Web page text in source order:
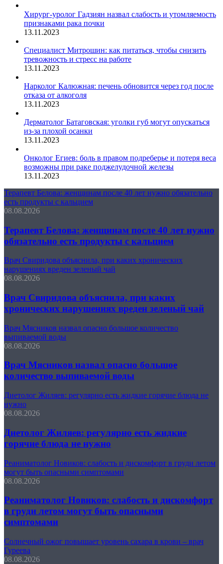
Хирург-уролог Гадзиян назвал слабость и утомляемость
признаками рака почки
13.11.2023
Специалист Митрошин: как питаться, чтобы снизить
тревожность и стресс на работе
13.11.2023
Нарколог Калюжная: печень обновится через год после
отказа от алкоголя
13.11.2023
Дерматолог Батаговская: уголки губ могут опускаться
из-за плохой осанки
13.11.2023
Онколог Егиев: боль в правом подреберье и потеря веса
возможны при раке поджелудочной железы
13.11.2023
Терапевт Белова: женщинам после 40 лет нужно обязательно
есть продукты с кальцием
08.08.2026
Терапевт Белова: женщинам после 40 лет нужно
обязательно есть продукты с кальцием
Врач Свиридова объяснила, при каких хронических
нарушениях вреден зеленый чай
08.08.2026
Врач Свиридова объяснила, при каких
хронических нарушениях вреден зеленый чай
Врач Мясников назвал опасно большое количество
выпиваемой воды
08.08.2026
Врач Мясников назвал опасно большое
количество выпиваемой воды
Диетолог Жиляев: регулярно есть жидкие горячие блюда не
нужно
08.08.2026
Диетолог Жиляев: регулярно есть жидкие
горячие блюда не нужно
Реаниматолог Новиков: слабость и дискомфорт в груди летом
могут быть опасными симптомами
08.08.2026
Реаниматолог Новиков: слабость и дискомфорт
в груди летом могут быть опасными
симптомами
Солнечный ожог повышает уровень сахара в крови – врач
Гуреева
08.08.2026